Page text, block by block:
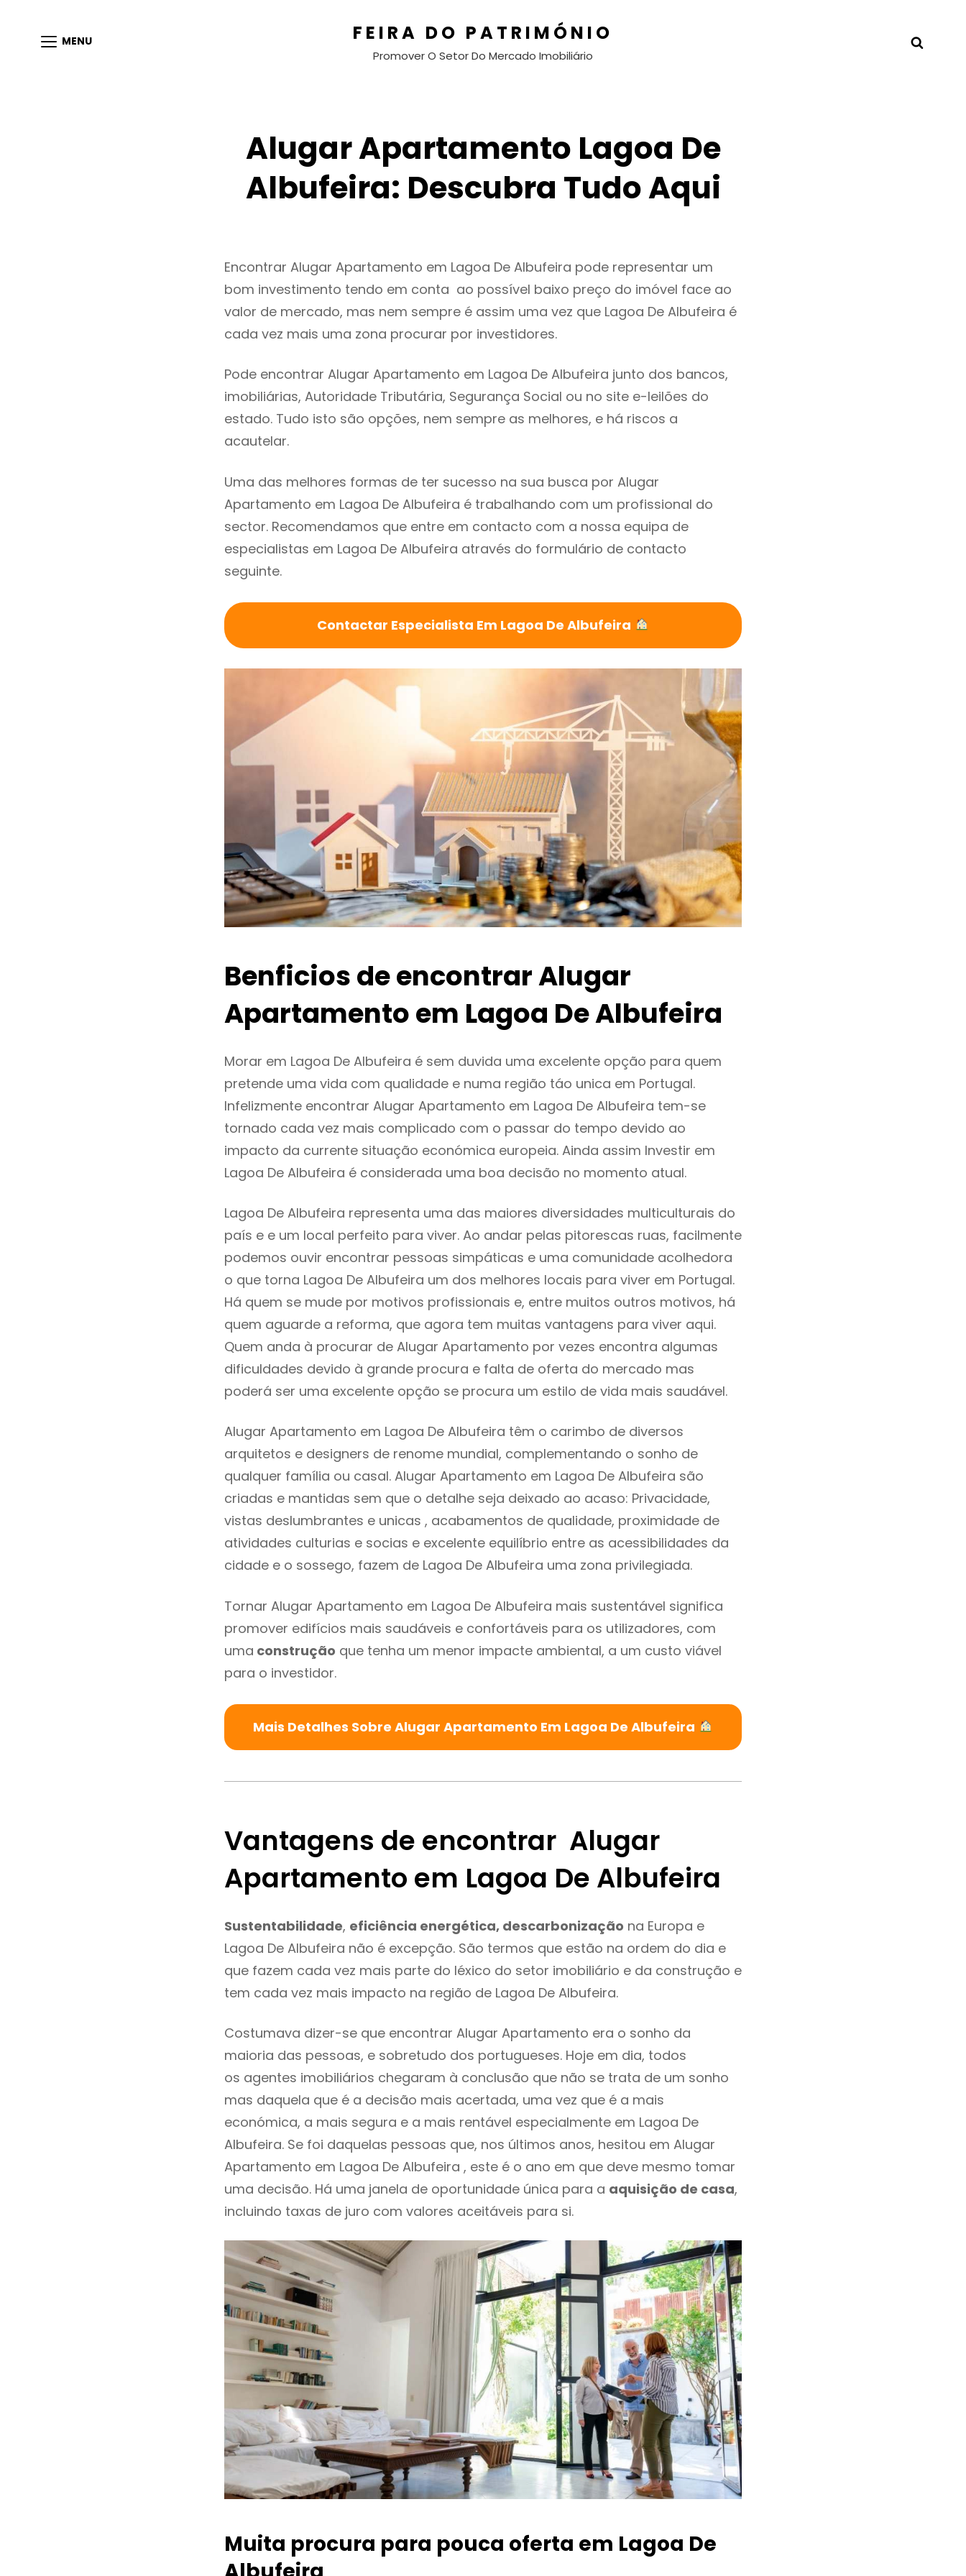
MENU FEIRA DO PATRIMÓNIO
Promover O Setor Do Mercado Imobiliário
Alugar Apartamento Lagoa De
Albufeira: Descubra Tudo Aqui
Encontrar Alugar Apartamento em Lagoa De Albufeira pode representar um
bom investimento tendo em conta ao possível baixo preço do imóvel face ao
valor de mercado, mas nem sempre é assim uma vez que Lagoa De Albufeira é
cada vez mais uma zona procurar por investidores.
Pode encontrar Alugar Apartamento em Lagoa De Albufeira junto dos bancos,
imobiliárias, Autoridade Tributária, Segurança Social ou no site e-leilões do
estado. Tudo isto são opções, nem sempre as melhores, e há riscos a
acautelar.
Uma das melhores formas de ter sucesso na sua busca por Alugar
Apartamento em Lagoa De Albufeira é trabalhando com um profissional do
sector. Recomendamos que entre em contacto com a nossa equipa de
especialistas em Lagoa De Albufeira através do formulário de contacto
seguinte.
Contactar Especialista Em Lagoa De Albufeira
Benficios de encontrar Alugar
Apartamento em Lagoa De Albufeira
Morar em Lagoa De Albufeira é sem duvida uma excelente opção para quem
pretende uma vida com qualidade e numa região táo unica em Portugal.
Infelizmente encontrar Alugar Apartamento em Lagoa De Albufeira tem-se
tornado cada vez mais complicado com o passar do tempo devido ao
impacto da currente situação económica europeia. Ainda assim Investir em
Lagoa De Albufeira é considerada uma boa decisão no momento atual.
Lagoa De Albufeira representa uma das maiores diversidades multiculturais do
país e e um local perfeito para viver. Ao andar pelas pitorescas ruas, facilmente
podemos ouvir encontrar pessoas simpáticas e uma comunidade acolhedora
o que torna Lagoa De Albufeira um dos melhores locais para viver em Portugal.
Há quem se mude por motivos profissionais e, entre muitos outros motivos, há
quem aguarde a reforma, que agora tem muitas vantagens para viver aqui.
Quem anda à procurar de Alugar Apartamento por vezes encontra algumas
dificuldades devido à grande procura e falta de oferta do mercado mas
poderá ser uma excelente opção se procura um estilo de vida mais saudável.
Alugar Apartamento em Lagoa De Albufeira têm o carimbo de diversos
arquitetos e designers de renome mundial, complementando o sonho de
qualquer família ou casal. Alugar Apartamento em Lagoa De Albufeira são
criadas e mantidas sem que o detalhe seja deixado ao acaso: Privacidade,
vistas deslumbrantes e unicas , acabamentos de qualidade, proximidade de
atividades culturias e socias e excelente equilíbrio entre as acessibilidades da
cidade e o sossego, fazem de Lagoa De Albufeira uma zona privilegiada.
Tornar Alugar Apartamento em Lagoa De Albufeira mais sustentável significa
promover edifícios mais saudáveis e confortáveis para os utilizadores, com
uma construção que tenha um menor impacte ambiental, a um custo viável
para o investidor.
Mais Detalhes Sobre Alugar Apartamento Em Lagoa De Albufeira
Vantagens de encontrar Alugar
Apartamento em Lagoa De Albufeira
Sustentabilidade, eficiência energética, descarbonização na Europa e
Lagoa De Albufeira não é excepção. São termos que estão na ordem do dia e
que fazem cada vez mais parte do léxico do setor imobiliário e da construção e
tem cada vez mais impacto na região de Lagoa De Albufeira.
Costumava dizer-se que encontrar Alugar Apartamento era o sonho da
maioria das pessoas, e sobretudo dos portugueses. Hoje em dia, todos
os agentes imobiliários chegaram à conclusão que não se trata de um sonho
mas daquela que é a decisão mais acertada, uma vez que é a mais
económica, a mais segura e a mais rentável especialmente em Lagoa De
Albufeira. Se foi daquelas pessoas que, nos últimos anos, hesitou em Alugar
Apartamento em Lagoa De Albufeira , este é o ano em que deve mesmo tomar
uma decisão. Há uma janela de oportunidade única para a aquisição de casa,
incluindo taxas de juro com valores aceitáveis para si.
Muita procura para pouca oferta em Lagoa De